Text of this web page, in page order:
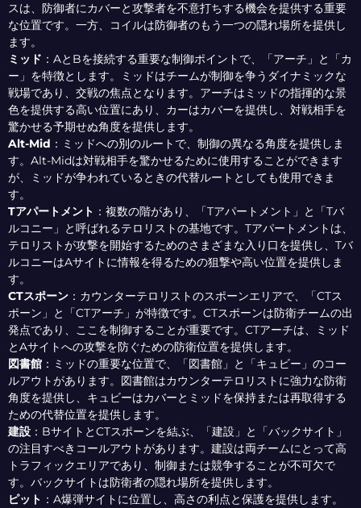
スは、防御者にカバーと攻撃者を不意打ちする機会を提供する重要
な位置です。一方、コイルは防御者のもう一つの隠れ場所を提供し
ます。
ミッド ： AとBを接続する重要な制御ポイントで、「アーチ」と「カ
ー」を特徴とします。ミッドはチームが制御を争うダイナミックな
戦場であり、交戦の焦点となります。アーチはミッドの指揮的な景
色を提供する高い位置にあり、カーはカバーを提供し、対戦相手を
驚かせる予期せぬ角度を提供します。
Alt-Mid ： ミッドへの別のルートで、制御の異なる角度を提供しま
す。Alt-Midは対戦相手を驚かせるために使用することができます
が、ミッドが争われているときの代替ルートとしても使用できま
す。
Tアパートメント ： 複数の階があり、「Tアパートメント」と「Tバ
ルコニー」と呼ばれるテロリストの基地です。Tアパートメントは、
テロリストが攻撃を開始するためのさまざまな入り口を提供し、Tバ
ルコニーはAサイトに情報を得るための狙撃や高い位置を提供しま
す。
CTスポーン ： カウンターテロリストのスポーンエリアで、「CTス
ポーン」と「CTアーチ」が特徴です。CTスポーンは防衛チームの出
発点であり、ここを制御することが重要です。CTアーチは、ミッド
とAサイトへの攻撃を防ぐための防衛位置を提供します。
図書館 ： ミッドの重要な位置で、「図書館」と「キュビー」のコー
ルアウトがあります。図書館はカウンターテロリストに強力な防衛
角度を提供し、キュビーはカバーとミッドを保持または再取得する
ための代替位置を提供します。
建設 ： BサイトとCTスポーンを結ぶ、「建設」と「バックサイト」
の注目すべきコールアウトがあります。建設は両チームにとって高
トラフィックエリアであり、制御または競争することが不可欠で
す。バックサイトは防衛者の隠れ場所を提供します。
ピット ： A爆弾サイトに位置し、高さの利点と保護を提供します。